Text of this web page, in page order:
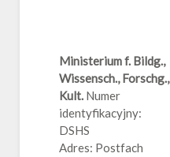
Ministerium f. Bildg.,
Wissensch., Forschg.,
Kult. Numer
identyfikacyjny:
DSHS
Adres: Postfach